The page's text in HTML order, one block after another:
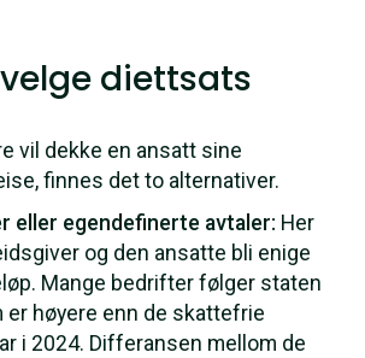
diettsats
vil dekke en ansatt sine
finnes det to alternativer.
eller egendefinerte avtaler: Her
og den ansatte bli enige
Mange bedrifter følger staten
er høyere enn de skattefrie
i 2024. Differansen mellom de